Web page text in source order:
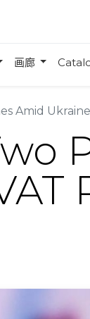
画廊
Amid